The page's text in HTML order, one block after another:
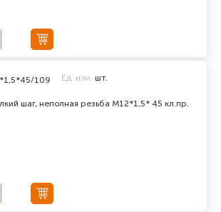
шаг, неполная резьба M12*1,5* 45 кл.пр.
109 Ед. изм. шт.